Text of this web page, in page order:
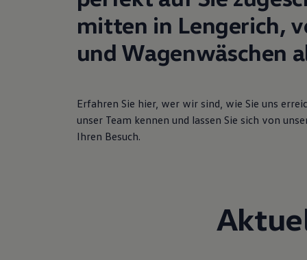
Digitales Bordbuch
Fahrerassistenz- und Sicherheitssysteme
Kontrollleuchten
Kurzfahrprofile und Ölverdünnung
Batterieverordnung
XTL-Dieselkraftstoff
myVolkswagen
myVolkswagen Business
Elektrisch & Autonom
Elektro - & Hybridfahrzeuge
Ladelösungen für Privatkunden
Ladelösungen für Gewerbekunden
mitten in Lengerich,
und Wagenwäschen
Erfahren Sie hier, wer wir sind, wie Sie uns
unser Team kennen und lassen Sie sich von
Ihren Besuch.